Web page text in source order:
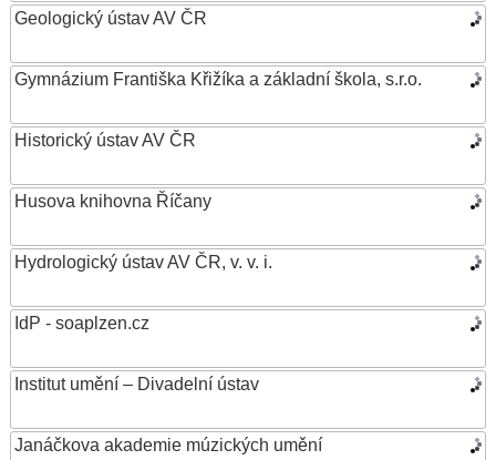
Geologický ústav AV ČR
Gymnázium Františka Křižíka a základní škola, s.r.o.
Historický ústav AV ČR
Husova knihovna Říčany
Hydrologický ústav AV ČR, v. v. i.
IdP - soaplzen.cz
Institut umění – Divadelní ústav
Janáčkova akademie múzických umění